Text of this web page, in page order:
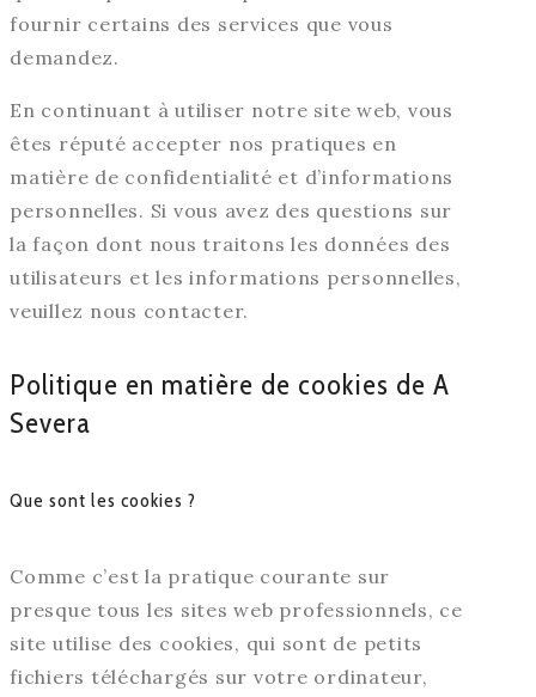
fournir certains des services que vous
demandez.
En continuant à utiliser notre site web, vous
êtes réputé accepter nos pratiques en
matière de confidentialité et d’informations
personnelles. Si vous avez des questions sur
la façon dont nous traitons les données des
utilisateurs et les informations personnelles,
veuillez nous contacter.
Politique en matière de cookies de A
Severa
Que sont les cookies ?
Comme c’est la pratique courante sur
presque tous les sites web professionnels, ce
site utilise des cookies, qui sont de petits
fichiers téléchargés sur votre ordinateur,